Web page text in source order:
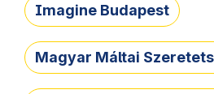
Imagine Budapest
Magyar Máltai